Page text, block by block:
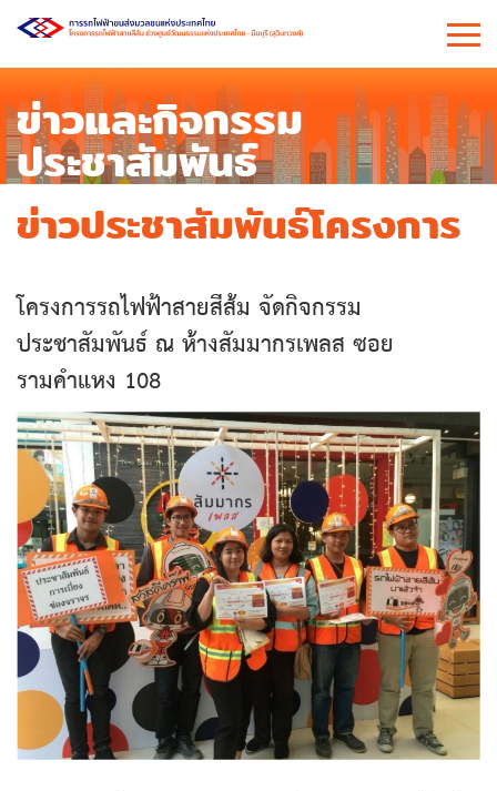
ข่าวและกิจกรรม
ประชาสัมพันธ์
ข่าวประชาสัมพันธ์โครงการ
โครงการรถไฟฟ้าสายสีส้ม จัดกิจกรรม
ประชาสัมพันธ์ ณ ห้างสัมมากรเพลส ซอย
รามคำแหง 108